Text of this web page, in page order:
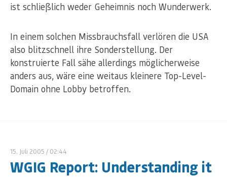
ist schließlich weder Geheimnis noch Wunderwerk.
In einem solchen Missbrauchsfall verlören die USA
also blitzschnell ihre Sonderstellung. Der
konstruierte Fall sähe allerdings möglicherweise
anders aus, wäre eine weitaus kleinere Top-Level-
Domain ohne Lobby betroffen.
15. Juli 2005 / 02:44
WGIG Report: Understanding it